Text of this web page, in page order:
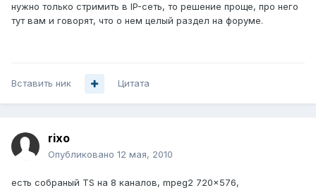
нужно только стримить в IP-сеть, то решение проще, про него
тут вам и говорят, что о нем целый раздел на форуме.
Вставить ник Цитата
rixo
Опубликовано 12 мая, 2010
есть собраный TS на 8 каналов, mpeg2 720x576,